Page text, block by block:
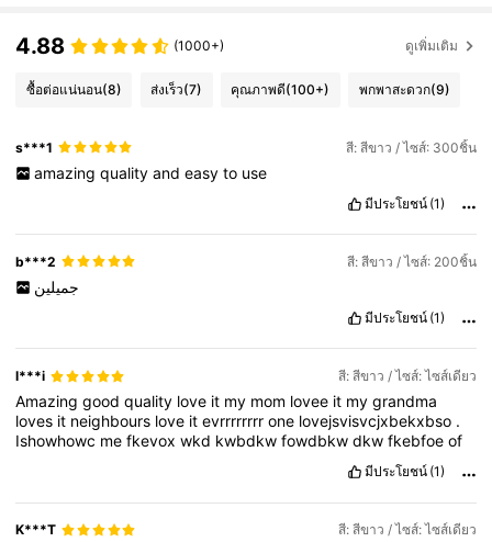
4.88 (1000+) ดูเพิ่มเติม
ซื้อต่อแน่นอน(8) ส่งเร็ว(7) คุณภาพดี(100+) พกพาสะดวก(9)
s***1 สี: สีขาว / ไซส์: 300ชิ้น
amazing quality and easy to use
มีประโยชน์ (1)
b***2 สี: สีขาว / ไซส์: 200ชิ้น
جميلين
มีประโยชน์ (1)
l***i สี: สีขาว / ไซส์: ไซส์เดียว
Amazinggoodquality love it my mom lovee it mygrandma
loves it neighbours love itevrrrrrrrrone lovejsvisvcjxbekxbso .
Ishowhowc mefkevoxwkd kwbdkwfowdbkwdkwfkebfoeof
มีประโยชน์ (1)
K***T สี: สีขาว / ไซส์: ไซส์เดียว